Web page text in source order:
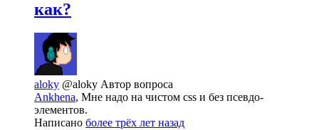
как?
aloky @aloky Автор вопроса
Ankhena, Мне надо на чистом css и без псевдо-
элементов.
Написано более трёх лет назад